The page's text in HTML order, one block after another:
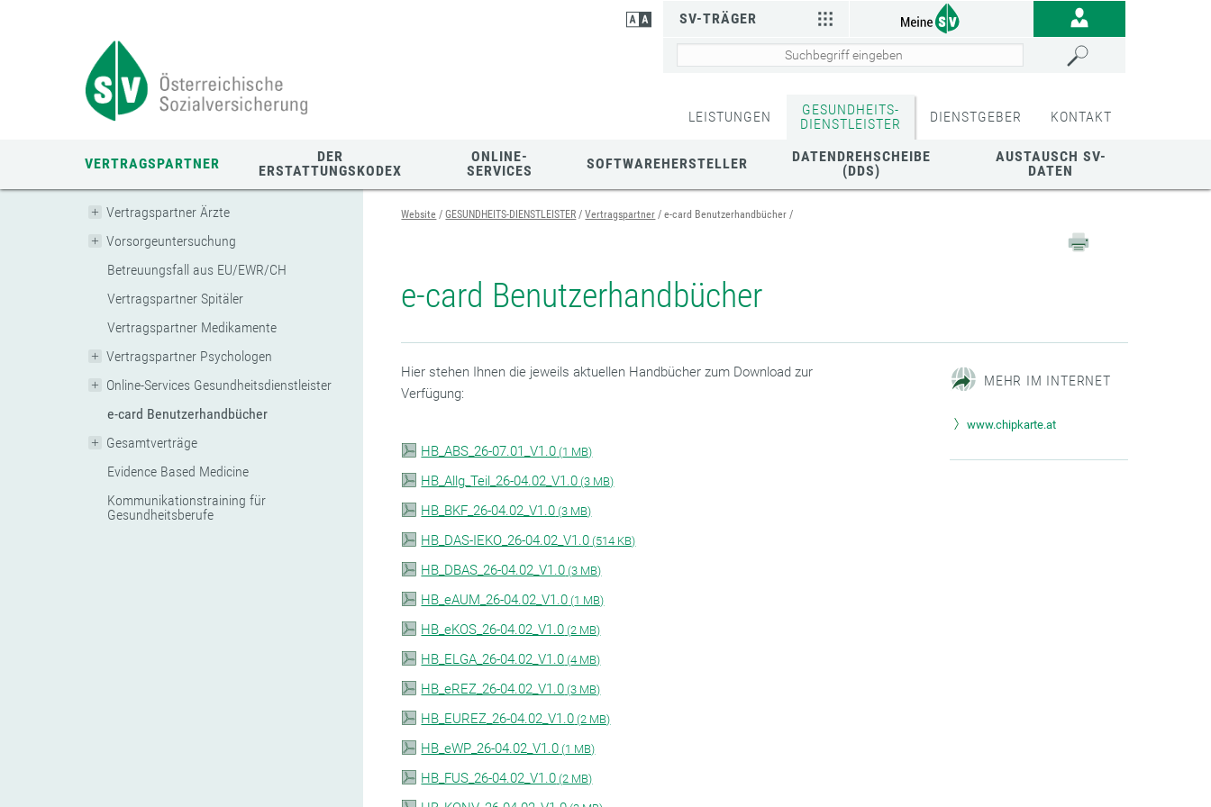
SV-TRÄGER
LEISTUNGEN
GESUNDHEITS-
DIENSTLEISTER
DIENSTGEBER KONTAKT
VERTRAGSPARTNER
DER
ERSTATTUNGSKODEX
ONLINE-
SERVICES
SOFTWAREHERSTELLER
DATENDREHSCHEIBE
(DDS)
AUSTAUSCH SV-
DATEN
Vertragspartner Ärzte
Vorsorgeuntersuchung
Betreuungsfall aus EU/EWR/CH
Vertragspartner Spitäler
Vertragspartner Medikamente
Vertragspartner Psychologen
Online-Services Gesundheitsdienstleister
e-card Benutzerhandbücher
Gesamtverträge
Evidence Based Medicine
Kommunikationstraining für
Gesundheitsberufe
Website GESUNDHEITS-DIENSTLEISTER Vertragspartner e-card Benutzerhandbücher
e-card Benutzerhandbücher
Hier stehen Ihnen die jeweils aktuellen Handbücher zum Download zur
Verfügung:
HB_ABS_26-07.01_V1.0 (1 MB)
HB_Allg_Teil_26-04.02_V1.0 (3 MB)
HB_BKF_26-04.02_V1.0 (3 MB)
HB_DAS-IEKO_26-04.02_V1.0 (514 KB)
HB_DBAS_26-04.02_V1.0 (3 MB)
HB_eAUM_26-04.02_V1.0 (1 MB)
HB_eKOS_26-04.02_V1.0 (2 MB)
HB_ELGA_26-04.02_V1.0 (4 MB)
HB_eREZ_26-04.02_V1.0 (3 MB)
HB_EUREZ_26-04.02_V1.0 (2 MB)
HB_eWP_26-04.02_V1.0 (1 MB)
HB_FUS_26-04.02_V1.0 (2 MB)
MEHR IM INTERNET
www.chipkarte.at